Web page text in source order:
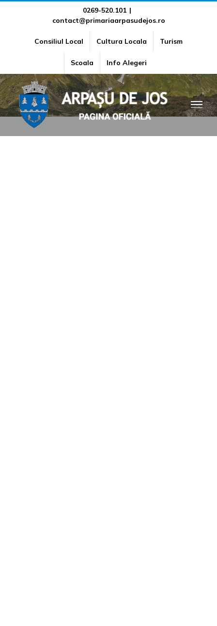
0269-520.101 |
contact@primariaarpasudejos.ro
Consiliul Local Cultura Locala Turism
Scoala Info Alegeri
Transparenta decizionala